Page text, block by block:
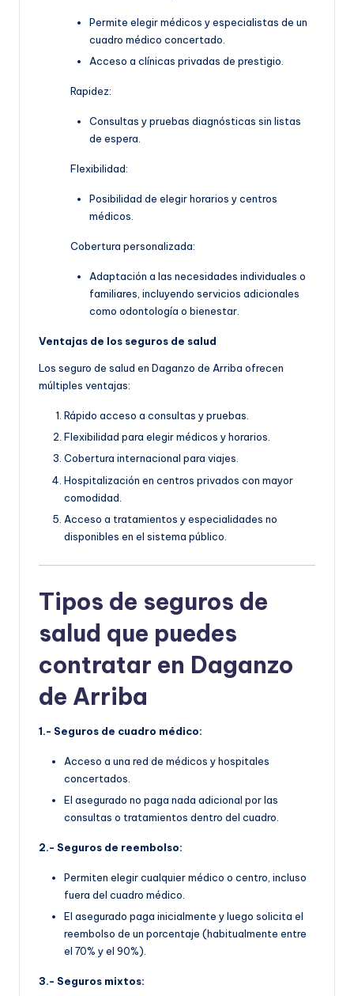
Permite elegir médicos y especialistas de un
cuadro médico concertado.
Acceso a clínicas privadas de prestigio.
Rapidez:
Consultas y pruebas diagnósticas sin listas
de espera.
Flexibilidad:
Posibilidad de elegir horarios y centros
médicos.
Cobertura personalizada:
Adaptación a las necesidades individuales o
familiares, incluyendo servicios adicionales
como odontología o bienestar.
Ventajas de los seguros de salud
Los seguro de salud en Daganzo de Arriba ofrecen
múltiples ventajas:
Rápido acceso a consultas y pruebas.
Flexibilidad para elegir médicos y horarios.
Cobertura internacional para viajes.
Hospitalización en centros privados con mayor
comodidad.
Acceso a tratamientos y especialidades no
disponibles en el sistema público.
Tipos de seguros de
salud que puedes
contratar en Daganzo
de Arriba
1.- Seguros de cuadro médico:
Acceso a una red de médicos y hospitales
concertados.
El asegurado no paga nada adicional por las
consultas o tratamientos dentro del cuadro.
2.- Seguros de reembolso:
Permiten elegir cualquier médico o centro, incluso
fuera del cuadro médico.
El asegurado paga inicialmente y luego solicita el
reembolso de un porcentaje (habitualmente entre
el 70% y el 90%).
3.- Seguros mixtos: